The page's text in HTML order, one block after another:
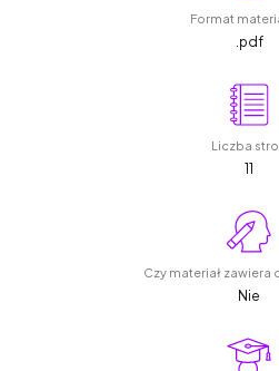
Format
.pdf
Liczba
11
Czy materiał zawiera
Nie